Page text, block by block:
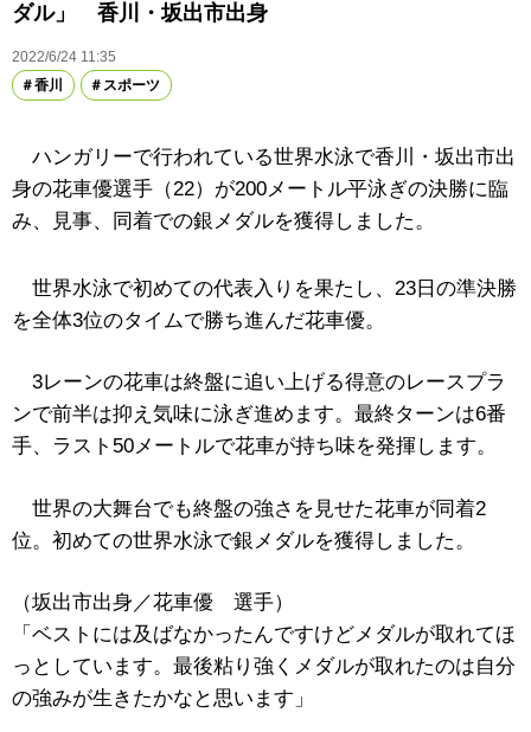
ダル」 香川・坂出市出身
2022/6/24 11:35
香川
スポーツ
ハンガリーで行われている世界水泳で香川・坂出市出
身の花車優選手（22）が200メートル平泳ぎの決勝に臨
み、見事、同着での銀メダルを獲得しました。
世界水泳で初めての代表入りを果たし、23日の準決勝
を全体3位のタイムで勝ち進んだ花車優。
3レーンの花車は終盤に追い上げる得意のレースプラ
ンで前半は抑え気味に泳ぎ進めます。最終ターンは6番
手、ラスト50メートルで花車が持ち味を発揮します。
世界の大舞台でも終盤の強さを見せた花車が同着2
位。初めての世界水泳で銀メダルを獲得しました。
（坂出市出身／花車優 選手）
「ベストには及ばなかったんですけどメダルが取れてほ
っとしています。最後粘り強くメダルが取れたのは自分
の強みが生きたかなと思います」